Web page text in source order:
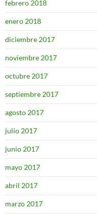
febrero 2018
enero 2018
diciembre 2017
noviembre 2017
octubre 2017
septiembre 2017
agosto 2017
julio 2017
junio 2017
mayo 2017
abril 2017
marzo 2017